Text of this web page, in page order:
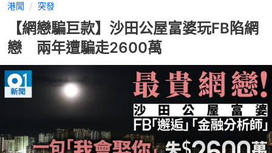
港聞 突發
【網戀騙巨款】沙田公屋富婆玩FB陷網
戀 兩年遭騙走2600萬